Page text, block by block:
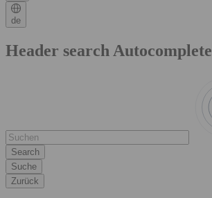
de
Header search Autocomplete
Suche
Zurück